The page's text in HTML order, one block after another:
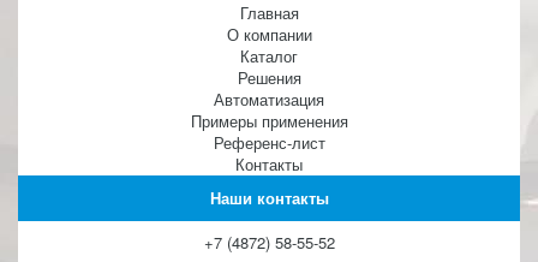
Главная
О компании
Каталог
Решения
Автоматизация
Примеры применения
Референс-лист
Контакты
Наши контакты
+7 (4872) 58-55-52